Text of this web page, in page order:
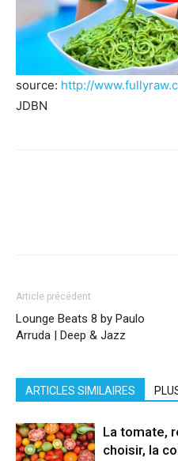
source: http://
JDBN
Article précédent
Lounge Beats 8 by Paulo
Arruda | Deep & Jazz
ARTICLES SIMILAIRES
La tomate,
choisir, la